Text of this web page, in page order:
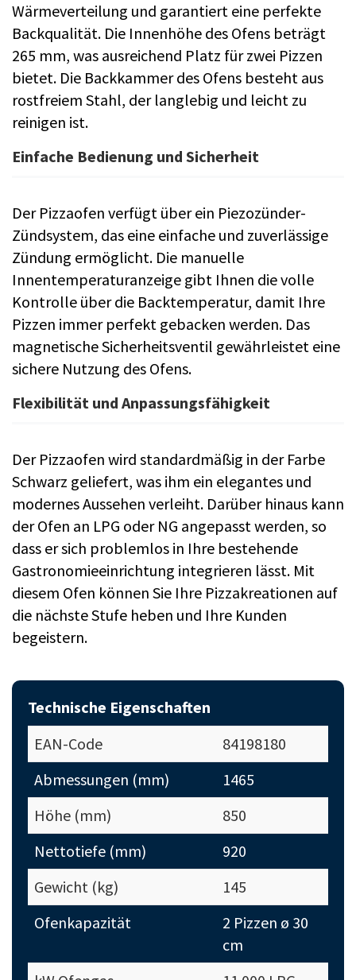
Wärmeverteilung und garantiert eine perfekte
Backqualität. Die Innenhöhe des Ofens beträgt
265 mm, was ausreichend Platz für zwei Pizzen
bietet. Die Backkammer des Ofens besteht aus
rostfreiem Stahl, der langlebig und leicht zu
reinigen ist.
Einfache Bedienung und Sicherheit
Der Pizzaofen verfügt über ein Piezozünder-
Zündsystem, das eine einfache und zuverlässige
Zündung ermöglicht. Die manuelle
Innentemperaturanzeige gibt Ihnen die volle
Kontrolle über die Backtemperatur, damit Ihre
Pizzen immer perfekt gebacken werden. Das
magnetische Sicherheitsventil gewährleistet eine
sichere Nutzung des Ofens.
Flexibilität und Anpassungsfähigkeit
Der Pizzaofen wird standardmäßig in der Farbe
Schwarz geliefert, was ihm ein elegantes und
modernes Aussehen verleiht. Darüber hinaus kann
der Ofen an LPG oder NG angepasst werden, so
dass er sich problemlos in Ihre bestehende
Gastronomieeinrichtung integrieren lässt. Mit
diesem Ofen können Sie Ihre Pizzakreationen auf
die nächste Stufe heben und Ihre Kunden
begeistern.
Technische Eigenschaften
EAN-Code
84198180
Abmessungen (mm)
1465
Höhe (mm)
850
Nettotiefe (mm)
920
Gewicht (kg)
145
Ofenkapazität
2 Pizzen ø 30
cm